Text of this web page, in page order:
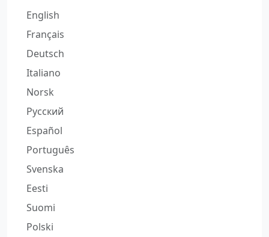
English
Français
Deutsch
Italiano
Norsk
Русский
Español
Português
Svenska
Eesti
Suomi
Polski